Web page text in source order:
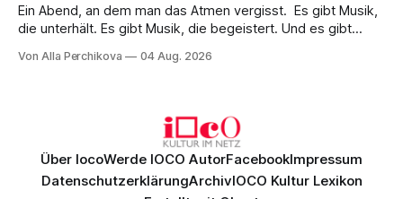
Ein Abend, an dem man das Atmen vergisst. Es gibt Musik,
die unterhält. Es gibt Musik, die begeistert. Und es gibt
Genau so war der Abend im Kurhaus Wiesbaden, an dem
Von Alla Perchikova 04 Aug. 2026
Über IocoWerde IOCO AutorFacebookImpressum
DatenschutzerklärungArchivIOCO Kultur Lexikon